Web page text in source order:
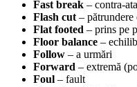
Fast break – contra-
Flash cut –
Flat footed – prins pe
Floor balance –
Follow – a urmări
Forward – extremă
Foul – fault